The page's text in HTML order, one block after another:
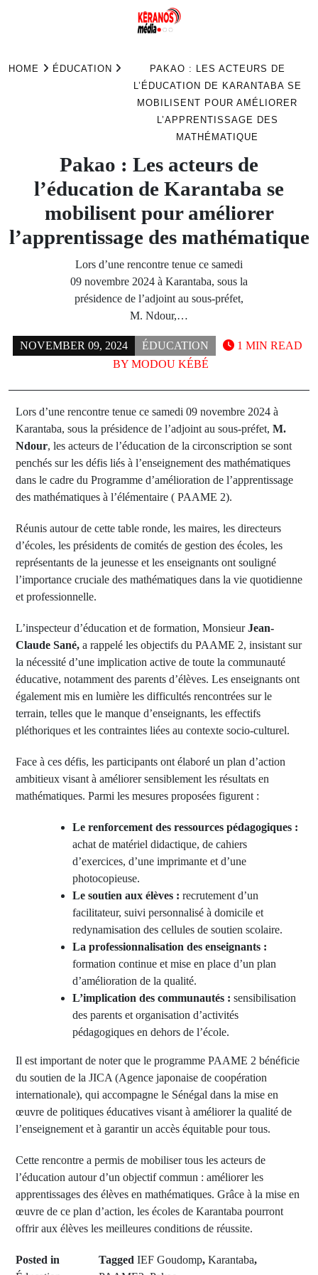
HOME ÉDUCATION
PAKAO : LES ACTEURS DE
L’ÉDUCATION DE KARANTABA SE
MOBILISENT POUR AMÉLIORER
L’APPRENTISSAGE DES
MATHÉMATIQUE
Pakao : Les acteurs de
l’éducation de Karantaba se
mobilisent pour améliorer
l’apprentissage des mathématique
Lors d’une rencontre tenue ce samedi
09 novembre 2024 à Karantaba, sous la
présidence de l’adjoint au sous-préfet,
M. Ndour,…
NOVEMBER 09, 2024
ÉDUCATION
BY MODOU KÉBÉ
1 MIN READ
Lors d’une rencontre tenue ce samedi 09 novembre 2024 à
Karantaba, sous la présidence de l’adjoint au sous-préfet, M.
Ndour, les acteurs de l’éducation de la circonscription se sont
penchés sur les défis liés à l’enseignement des mathématiques
dans le cadre du Programme d’amélioration de l’apprentissage
des mathématiques à l’élémentaire ( PAAME 2).
Réunis autour de cette table ronde, les maires, les directeurs
d’écoles, les présidents de comités de gestion des écoles, les
représentants de la jeunesse et les enseignants ont souligné
l’importance cruciale des mathématiques dans la vie quotidienne
et professionnelle.
L’inspecteur d’éducation et de formation, MonsieurJean-
Claude Sané, a rappelé les objectifs du PAAME 2, insistant sur
la nécessité d’une implication active de toute la communauté
éducative, notamment des parents d’élèves. Les enseignants ont
également mis en lumière les difficultés rencontrées sur le
terrain, telles que le manque d’enseignants, les effectifs
pléthoriques et les contraintes liées au contexte socio-culturel.
Face à ces défis, les participants ont élaboré un plan d’action
ambitieux visant à améliorer sensiblement les résultats en
mathématiques. Parmi les mesures proposées figurent :
Le renforcement des ressources pédagogiques :
achat de matériel didactique, de cahiers
d’exercices, d’une imprimante et d’une
photocopieuse.
Le soutien aux élèves : recrutement d’un
facilitateur, suivi personnalisé à domicile et
redynamisation des cellules de soutien scolaire.
La professionnalisation des enseignants :
formation continue et mise en place d’un plan
d’amélioration de la qualité.
L’implication des communautés : sensibilisation
des parents et organisation d’activités
pédagogiques en dehors de l’école.
Il est important de noter que le programme PAAME 2 bénéficie
du soutien de la JICA (Agence japonaise de coopération
internationale), qui accompagne le Sénégal dans la mise en
œuvre de politiques éducatives visant à améliorer la qualité de
l’enseignement et à garantir un accès équitable pour tous.
Cette rencontre a permis de mobiliser tous les acteurs de
l’éducation autour d’un objectif commun : améliorer les
apprentissages des élèves en mathématiques. Grâce à la mise en
œuvre de ce plan d’action, les écoles de Karantaba pourront
offrir aux élèves les meilleures conditions de réussite.
Posted in
Tagged IEF Goudomp, Karantaba,